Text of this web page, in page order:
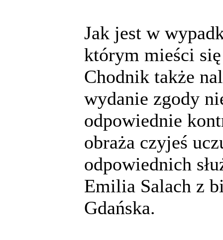
Jak jest w
którym mieści
Chodnik także
wydanie zgody
odpowiednie
obraża czyjeś
odpowiednich
Emilia Salach z
Gdańska.